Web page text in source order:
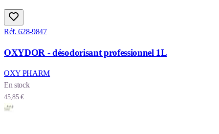
Réf. 628-9847
OXYDOR - désodorisant professionnel 1L
OXY PHARM
En stock
45,85 €